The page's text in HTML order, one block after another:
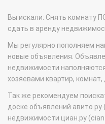
Вы искали: Снять комнату
сдать в аренду
Мы регулярно пополняем
новые объявления.
недвижимости
хозяевами квартир,
Так же рекомендуем
доске объявлений авито.ру
недвижимости циан.ру